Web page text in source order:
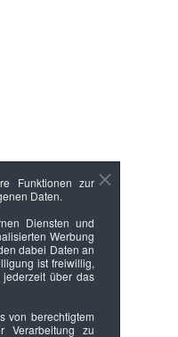
Funktionen zur
Daten.
Diensten und
Werbung
dabei Daten an
ist freiwillig,
über das
von berechtigtem
Verarbeitung zu